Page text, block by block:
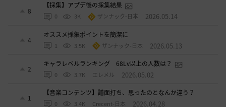
8
【採集】アプデ後の採集結果
0 3K ザンナック-日本 2026.05.14
4
オススメ採集ポイントを簡潔に
1 3.5K ザンナック-日本 2026.05.13
2
キャラレベルランキング 68Lv以上の人数は？
0 3.7K エレメル 2026.05.02
1
【音楽コンテンツ】譜面打ち、思ったのとなんか違う？
0 3.4K Crecent-日本 2026.04.28